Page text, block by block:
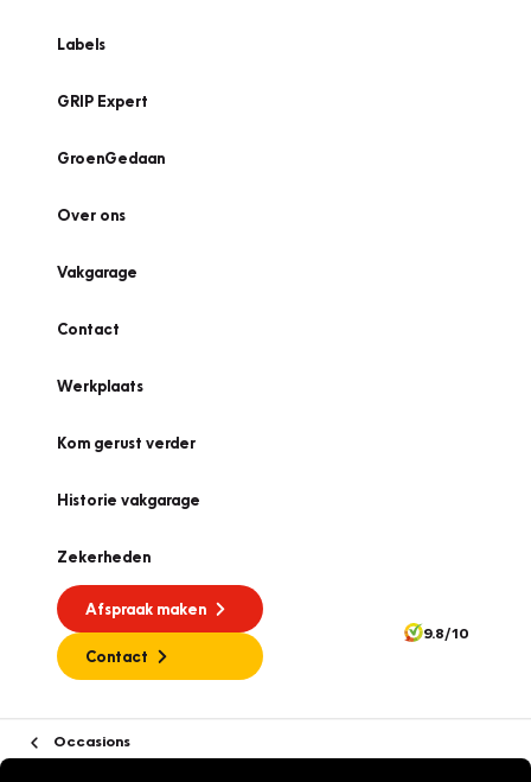
Labels
GRIP Expert
GroenGedaan
Over ons
Vakgarage
Contact
Werkplaats
Kom gerust verder
Historie vakgarage
Zekerheden
Afspraak maken
Contact
9.8/10
Occasions